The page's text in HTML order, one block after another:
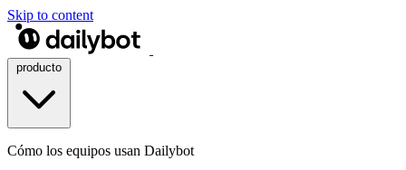
Skip to content
Cómo los equipos usan Dailybot